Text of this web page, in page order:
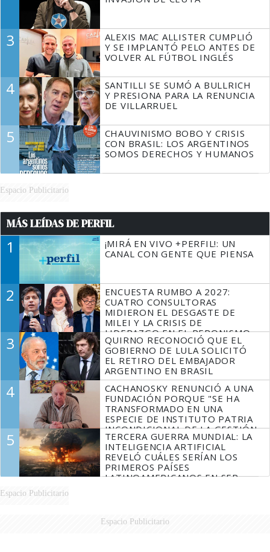
3
ALEXIS MAC ALLISTER CUMPLIÓ
Y SE IMPLANTÓ PELO ANTES DE
VOLVER AL FÚTBOL INGLÉS
4
SANTILLI SE SUMÓ A BULLRICH
Y PRESIONA PARA LA RENUNCIA
DE VILLARRUEL
5
CHAUVINISMO BOBO Y CRISIS
CON BRASIL: LOS ARGENTINOS
SOMOS DERECHOS Y HUMANOS
Espacio Publicitario
MÁS LEÍDAS DE PERFIL
1
¡MIRÁ EN VIVO +PERFIL!: UN
CANAL CON GENTE QUE PIENSA
2
ENCUESTA RUMBO A 2027:
CUATRO CONSULTORAS
MIDIERON EL DESGASTE DE
MILEI Y LA CRISIS DE
LIDERAZGO EN EL PERONISMO
3
QUIRNO RECONOCIÓ QUE EL
GOBIERNO DE LULA SOLICITÓ
EL RETIRO DEL EMBAJADOR
ARGENTINO EN BRASIL
4
CACHANOSKY RENUNCIÓ A UNA
FUNDACIÓN PORQUE "SE HA
TRANSFORMADO EN UNA
ESPECIE DE INSTITUTO PATRIA
INCONDICIONAL DE LA GESTIÓN
DE MILEI"
5
TERCERA GUERRA MUNDIAL: LA
INTELIGENCIA ARTIFICIAL
REVELÓ CUÁLES SERÍAN LOS
PRIMEROS PAÍSES
LATINOAMERICANOS EN SER
Espacio Publicitario
Espacio Publicitario